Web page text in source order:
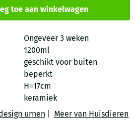
toe aan winkelwagen
Ongeveer 3 weken
1200ml
geschikt voor buiten
beperkt
H=17cm
keramiek
urnen
Meer van Huisdieren